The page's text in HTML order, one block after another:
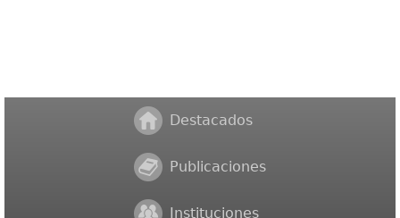
Destacados
Publicaciones
Instituciones